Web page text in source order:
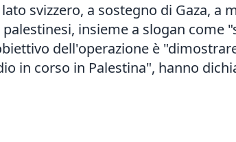
svizzero, a sostegno di Gaza, a
insieme a slogan come
dell'operazione è
in corso in Palestina", hanno